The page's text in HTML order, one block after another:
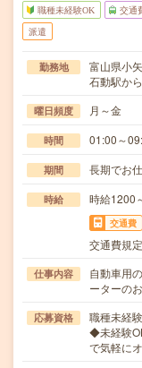
職種未経験OK 交通
派遣
勤務地
富山県小
石動駅か
曜日頻度 月～金
時間 01:00～
期間 長期でお
時給 時給1200
交通費
交通費規
仕事内容
自動車用
ーターの
応募資格
職種未経
◆未経験
で気軽に